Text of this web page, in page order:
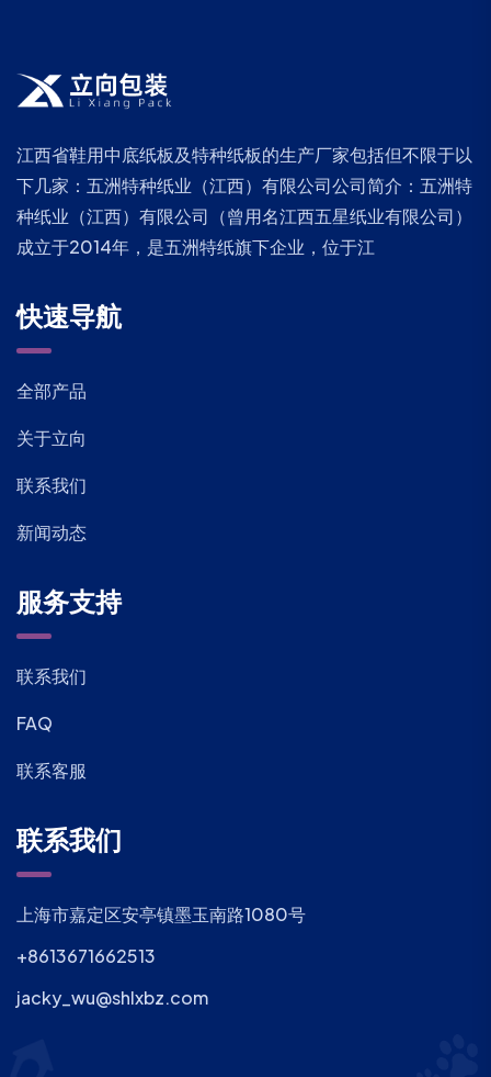
江西省鞋用中底纸板及特种纸板的生产厂家包括但不限于以
下几家：五洲特种纸业（江西）有限公司公司简介：五洲特
种纸业（江西）有限公司（曾用名江西五星纸业有限公司）
成立于2014年，是五洲特纸旗下企业，位于江
快速导航
全部产品
关于立向
联系我们
新闻动态
服务支持
联系我们
FAQ
联系客服
联系我们
上海市嘉定区安亭镇墨玉南路1080号
+8613671662513
jacky_wu@shlxbz.com